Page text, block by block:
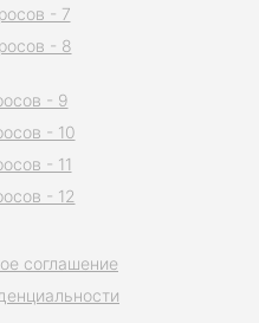
соглашение
- 7
- 8
- 9
- 10
- 11
- 12